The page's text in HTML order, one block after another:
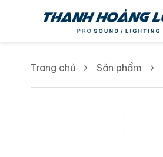
Trang chủ Sản phẩm